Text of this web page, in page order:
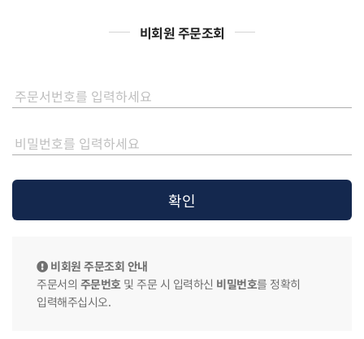
비회원 주문조회
비회원 주문조회 안내
주문서의 주문번호및 주문 시 입력하신 비밀번호를 정확히
입력해주십시오.